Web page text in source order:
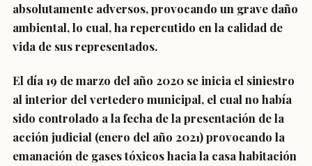
absolutamente adversos, provocando un grave daño
ambiental, lo cual, ha repercutido en la calidad de
vida de sus representados.
El día 19 de marzo del año 2020 se inicia el siniestro
al interior del vertedero municipal, el cual no había
sido controlado a la fecha de la presentación de la
acción judicial (enero del año 2021) provocando la
emanación de gases tóxicos hacia la casa habitación